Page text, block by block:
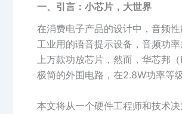
一、引言：小芯片，大世界
在消费电子产品的设计中，音频
工业用的语音提示设备，音频功
上万款功放芯片，然而，华芯邦
极简的外围电路，在2.8W功率等
本文将从一个硬件工程师和技术